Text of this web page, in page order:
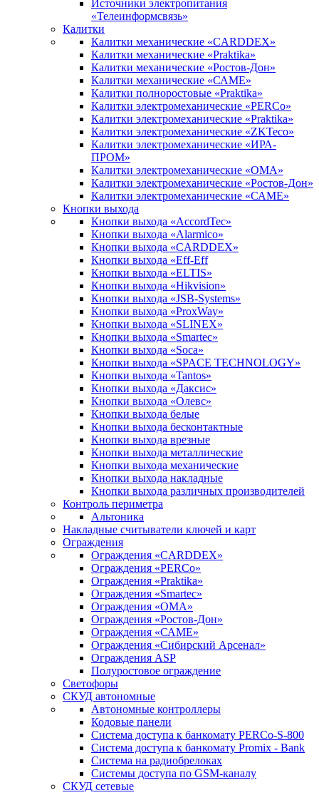
Источники электропитания
«Телеинформсвязь»
Калитки
Калитки механические «CARDDEX»
Калитки механические «Praktika»
Калитки механические «Ростов-Дон»
Калитки механические «САМЕ»
Калитки полноростовые «Praktika»
Калитки электромеханические «PERCo»
Калитки электромеханические «Praktika»
Калитки электромеханические «ZKTeco»
Калитки электромеханические «ИРА-
ПРОМ»
Калитки электромеханические «ОМА»
Калитки электромеханические «Ростов-Дон»
Калитки электромеханические «САМЕ»
Кнопки выхода
Кнопки выхода «AccordTec»
Кнопки выхода «Alarmico»
Кнопки выхода «CARDDEX»
Кнопки выхода «Eff-Eff
Кнопки выхода «ELTIS»
Кнопки выхода «Hikvision»
Кнопки выхода «JSB-Systems»
Кнопки выхода «ProxWay»
Кнопки выхода «SLINEX»
Кнопки выхода «Smartec»
Кнопки выхода «Soca»
Кнопки выхода «SPACE TECHNOLOGY»
Кнопки выхода «Tantos»
Кнопки выхода «Даксис»
Кнопки выхода «Олевс»
Кнопки выхода белые
Кнопки выхода бесконтактные
Кнопки выхода врезные
Кнопки выхода металлические
Кнопки выхода механические
Кнопки выхода накладные
Кнопки выхода различных производителей
Контроль периметра
Альтоника
Накладные считыватели ключей и карт
Ограждения
Ограждения «CARDDEX»
Ограждения «PERCo»
Ограждения «Praktika»
Ограждения «Smartec»
Ограждения «ОМА»
Ограждения «Ростов-Дон»
Ограждения «САМЕ»
Ограждения «Сибирский Арсенал»
Ограждения ASP
Полуростовое ограждение
Светофоры
СКУД автономные
Автономные контроллеры
Кодовые панели
Система доступа к банкомату PERCo-S-800
Система доступа к банкомату Promix - Bank
Система на радиобрелоках
Системы доступа по GSM-каналу
СКУД сетевые